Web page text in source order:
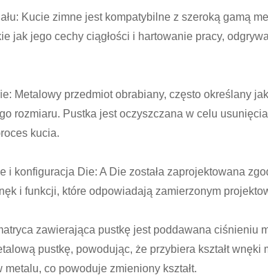
Kucie zimne jest kompatybilne z szeroką gamą
jak jego cechy ciągłości i hartowanie pracy,
Metalowy przedmiot obrabiany, często określany
rozmiaru. Pustka jest oczyszczana w celu
kucia.
i konfiguracja Die: A Die została zaprojektowana
i funkcji, które odpowiadają zamierzonym
zawierająca pustkę jest poddawana ciśnieniu
pustkę, powodując, że przybiera kształt
metalu, co powoduje zmieniony kształt.